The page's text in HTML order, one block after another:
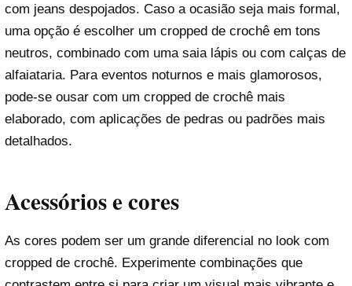
com jeans despojados. Caso a ocasião seja mais formal,
uma opção é escolher um cropped de crochê em tons
neutros, combinado com uma saia lápis ou com calças de
alfaiataria. Para eventos noturnos e mais glamorosos,
pode-se ousar com um cropped de crochê mais
elaborado, com aplicações de pedras ou padrões mais
detalhados.
Acessórios e cores
As cores podem ser um grande diferencial no look com
cropped de crochê. Experimente combinações que